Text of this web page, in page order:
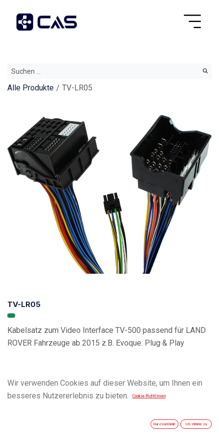
Alle Produkte TV-LR05
TV-LR05
Kabelsatz zum Video Interface TV-500 passend für LAND
ROVER Fahrzeuge ab 2015 z.B. Evoque. Plug & Play
Wir verwenden Cookies auf dieser Website, um Ihnen ein
besseres Nutzererlebnis zu bieten.
Cookie-Richtlinien
Nur essentielle Ich stimme zu